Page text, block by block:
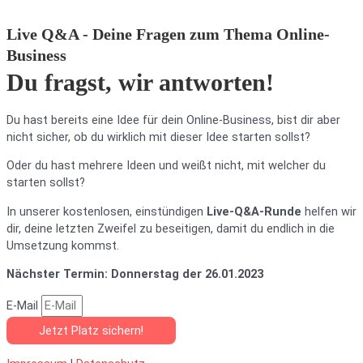
Live Q&A - Deine Fragen zum Thema Online-
Business
Du fragst, wir antworten!
Du hast bereits eine Idee für dein Online-Business, bist dir aber
nicht sicher, ob du wirklich mit dieser Idee starten sollst?
Oder du hast mehrere Ideen und weißt nicht, mit welcher du
starten sollst?
In unserer kostenlosen, einstündigen Live-Q&A-Runde helfen wir
dir, deine letzten Zweifel zu beseitigen, damit du endlich in die
Umsetzung kommst.
Nächster Termin: Donnerstag der 26.01.2023
E-Mail
Jetzt Platz sichern!